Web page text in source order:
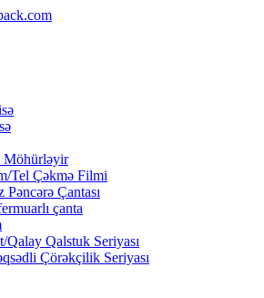
Möhürləyir
Tel Çəkmə Filmi
Pəncərə Çantası
çanta
Qalstuk Seriyası
Çörəkçilik Seriyası